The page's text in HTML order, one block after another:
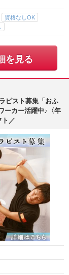
資格なしOK
を見る
ピスト募集「おふ
ーカー活躍中♪〈年
／